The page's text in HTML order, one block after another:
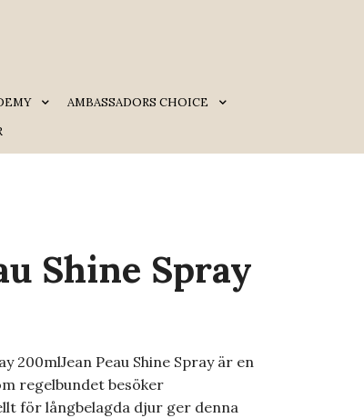
AMBASSADORS CHOICE
Shine Spray
200mlJean Peau Shine Spray är en
regelbundet besöker
för långbelagda djur ger denna